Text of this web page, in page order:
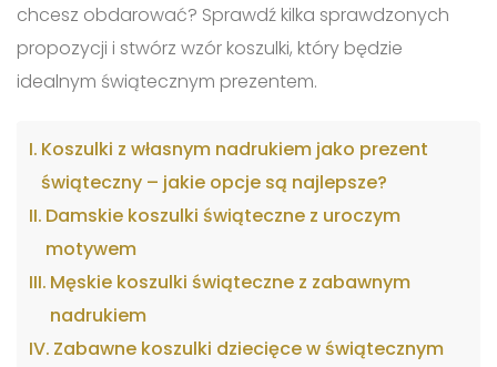
chcesz obdarować? Sprawdź kilka sprawdzonych
propozycji i stwórz wzór koszulki, który będzie
idealnym świątecznym prezentem.
Koszulki z własnym nadrukiem jako prezent
świąteczny – jakie opcje są najlepsze?
Damskie koszulki świąteczne z uroczym
motywem
Męskie koszulki świąteczne z zabawnym
nadrukiem
Zabawne koszulki dziecięce w świątecznym